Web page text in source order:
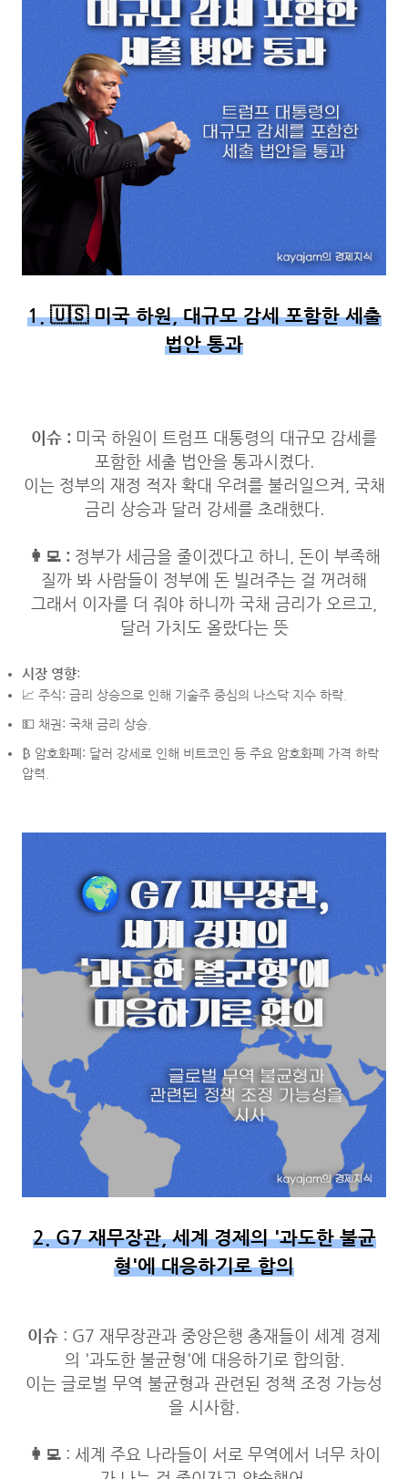
1. 🇺🇸 미국 하원, 대규모 감세 포함한 세출
법안 통과
이슈 : 미국 하원이 트럼프 대통령의 대규모 감세를
포함한 세출 법안을 통과시켰다.
이는 정부의 재정 적자 확대 우려를 불러일으켜, 국채
금리 상승과 달러 강세를 초래했다.
👩‍💻 : 정부가 세금을 줄이겠다고 하니, 돈이 부족해
질까 봐 사람들이 정부에 돈 빌려주는 걸 꺼려해
그래서 이자를 더 줘야 하니까 국채 금리가 오르고,
달러 가치도 올랐다는 뜻
시장 영향:
📈 주식: 금리 상승으로 인해 기술주 중심의 나스닥 지수 하락.
💵 채권: 국채 금리 상승.
₿ 암호화폐: 달러 강세로 인해 비트코인 등 주요 암호화폐 가격 하락
압력.
2. G7 재무장관, 세계 경제의 '과도한 불균
형'에 대응하기로 합의
이슈 : G7 재무장관과 중앙은행 총재들이 세계 경제
의 '과도한 불균형'에 대응하기로 합의함.
이는 글로벌 무역 불균형과 관련된 정책 조정 가능성
을 시사함.
👩‍💻: 세계 주요 나라들이 서로 무역에서 너무 차이